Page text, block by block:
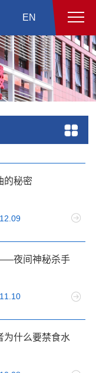
EN
的秘密
夜间神秘杀手
为什么要禁食水